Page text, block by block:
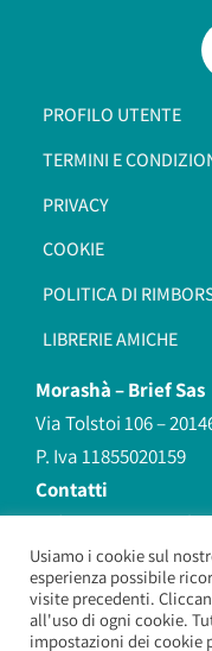
PROFILO UTENTE
TERMINI E
PRIVACY
COOKIE
POLITICA DI
LIBRERIE AMICHE
Morashà –Brief Sas
Via Tolstoi 106 –
P. Iva 11855020159
Contatti
339 8596707
(anche Whatsapp)
Usiamo i cookie sul
esperienza possibile
visite precedenti.
all'uso di ogni cookie.
impostazioni dei cookie